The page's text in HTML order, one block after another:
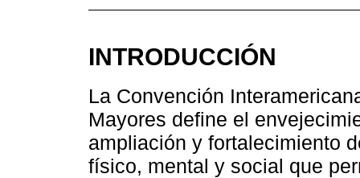
INTRODUCCIÓN
La Convención
Mayores define el
ampliación y fortalecimiento
físico, mental y social que